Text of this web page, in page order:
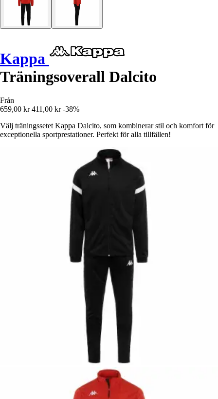
Kappa
Träningsoverall Dalcito
Från
659,00 kr 411,00 kr -38%
Välj träningssetet Kappa Dalcito, som kombinerar stil och komfort för
exceptionella sportprestationer. Perfekt för alla tillfällen!